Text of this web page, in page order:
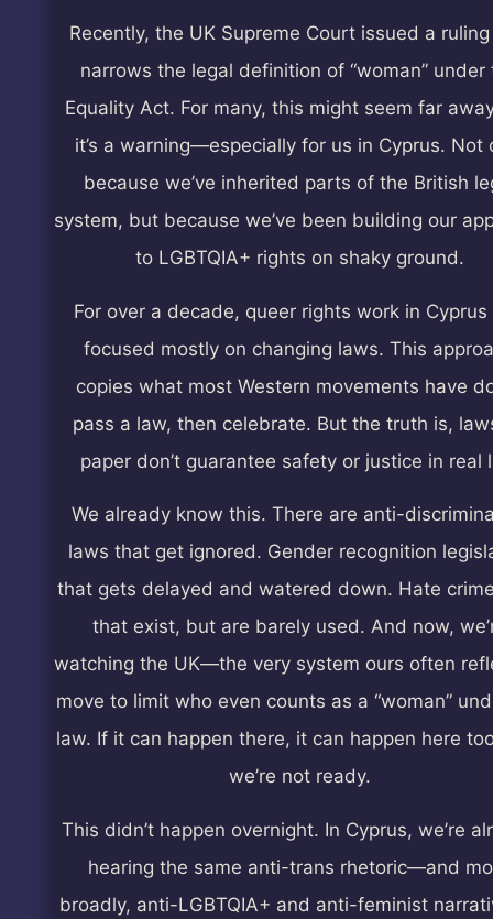
Recently, the UK Supreme Court issued a
narrows the legal definition of “woman” under
Equality Act. For many, this might seem far
it’s a warning—especially for us in Cyprus. Not
because we’ve inherited parts of the British
system, but because we’ve been building our
to LGBTQIA+ rights on shaky ground.
For over a decade, queer rights work in Cyprus
focused mostly on changing laws. This
copies what most Western movements have
pass a law, then celebrate. But the truth is,
paper don’t guarantee safety or justice in real
We already know this. There are anti-
laws that get ignored. Gender recognition
that gets delayed and watered down. Hate
that exist, but are barely used. And now,
watching the UK—the very system ours often
move to limit who even counts as a “woman”
law. If it can happen there, it can happen here
we’re not ready.
This didn’t happen overnight. In Cyprus, we’re
hearing the same anti-trans rhetoric—and
broadly, anti-LGBTQIA+ and anti-feminist